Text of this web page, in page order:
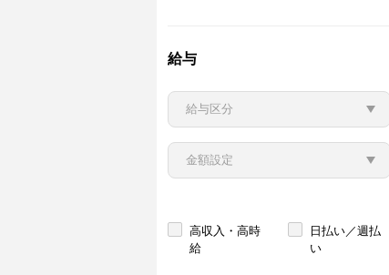
給与
高収入・高時
給
日払い／週払
い